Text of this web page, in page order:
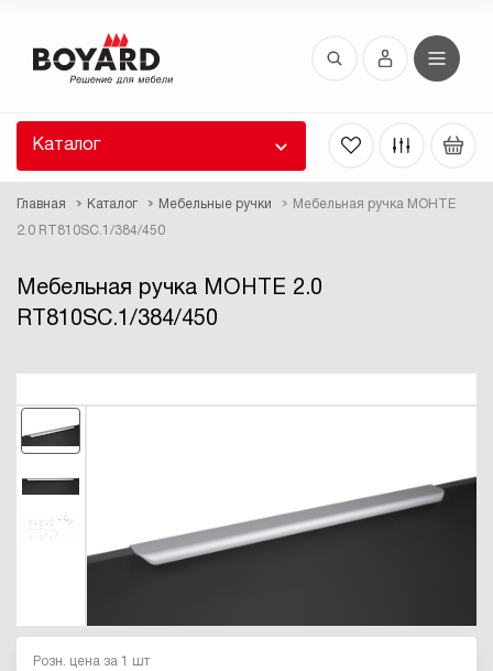
Каталог
Главная Каталог Мебельные ручки Мебельная ручка МОНТЕ
2.0 RT810SC.1/384/450
Мебельная ручка МОНТЕ 2.0
RT810SC.1/384/450
Розн. цена за 1 шт
Восстановление пароля
высланы вам по E-Mail.
ссылку для восстановления